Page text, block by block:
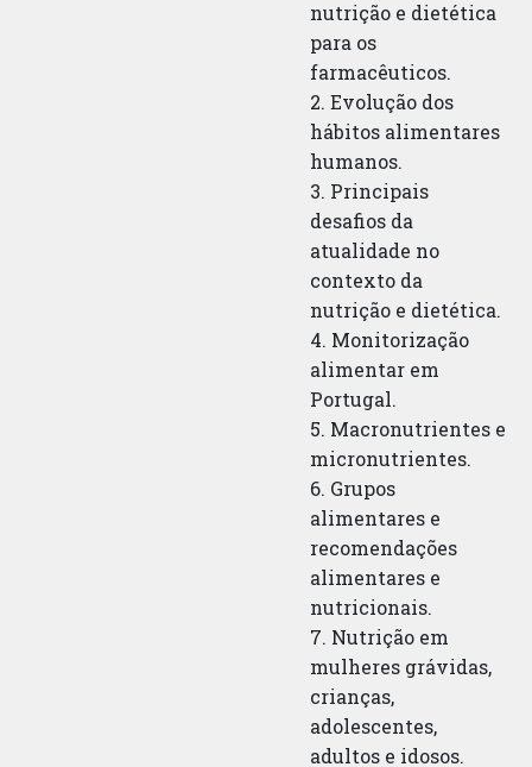
nutrição e dietética
para os
farmacêuticos.
2. Evolução dos
hábitos alimentares
humanos.
3. Principais
desafios da
atualidade no
contexto da
nutrição e dietética.
4. Monitorização
alimentar em
Portugal.
5. Macronutrientes e
micronutrientes.
6. Grupos
alimentares e
recomendações
alimentares e
nutricionais.
7. Nutrição em
mulheres grávidas,
crianças,
adolescentes,
adultos e idosos.